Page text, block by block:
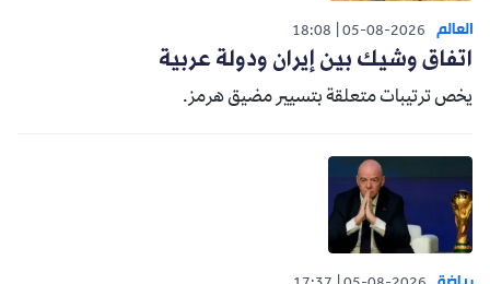
العالم 05-08-2026
18:08
اتفاق وشيك بين إيران ودولة عربية
يخص ترتيبات متعلقة بتسيير مضيق هرمز.